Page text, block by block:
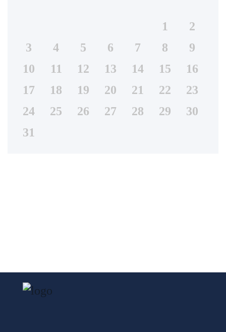
1
2
3
4 5 6 7 8
9
10
11 12 13 14 15
16
17
18 19 20 21 22
23
24
25 26 27 28 29
30
31